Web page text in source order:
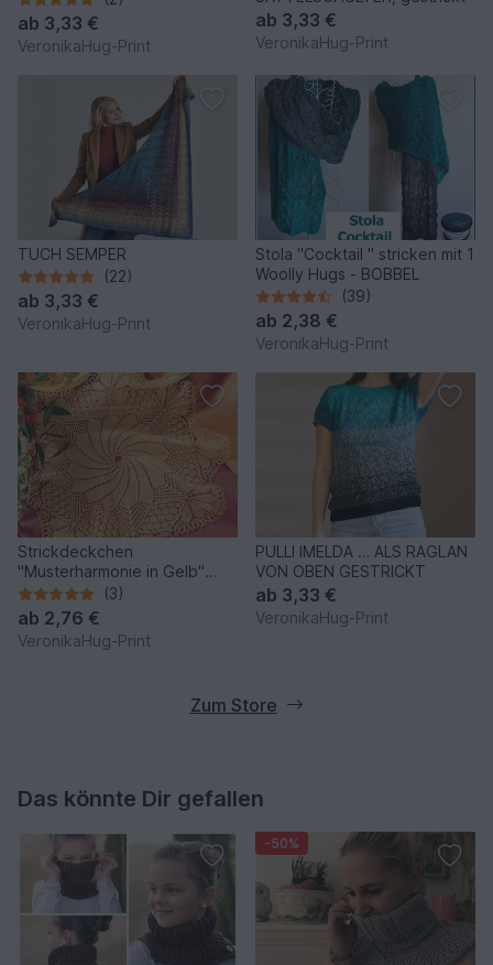
ab 3,33 €
VeronikaHug-Print
ab 3,33 €
VeronikaHug-Print
TUCH SEMPER
(22)
ab 3,33 €
VeronikaHug-Print
Stola "Cocktail " stricken mit 1
Woolly Hugs - BOBBEL
(39)
ab 2,38 €
VeronikaHug-Print
Strickdeckchen
"Musterharmonie in Gelb"
Kunststrickdeckchen
(3)
ab 2,76 €
VeronikaHug-Print
PULLI IMELDA … ALS RAGLAN
VON OBEN GESTRICKT
ab 3,33 €
VeronikaHug-Print
Zum Store
Das könnte Dir gefallen
-50%